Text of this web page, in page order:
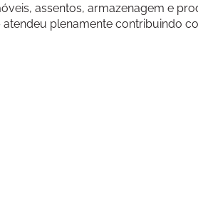
assentos, armazenagem e
atendeu plenamente contribuindo